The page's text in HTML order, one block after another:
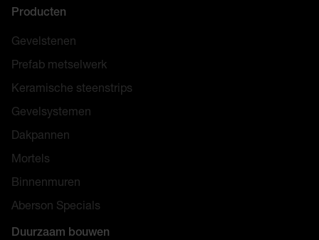
Producten
Gevelstenen
Prefab metselwerk
Keramische steenstrips
Gevelsystemen
Dakpannen
Mortels
Binnenmuren
Aberson Specials
Duurzaam bouwen